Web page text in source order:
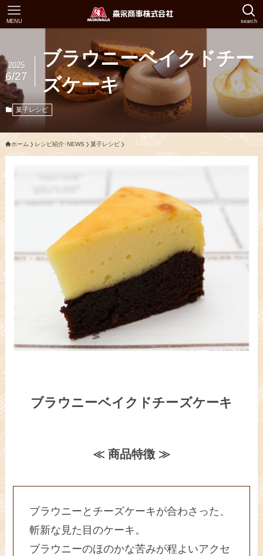
search
MENU
ブラウニーベイクドチー
ズケーキ
2025
6/27
菓子レシピ
ホーム レシピ紹介･NEWS 菓子レシピ
ブラウニーベイクドチーズケーキ
≪ 商品特徴 ≫
ブラウニーとチーズケーキが合わさった、
斬新な見た目のケーキ。
ブラウニーのほのかな苦みが程よいアクセ